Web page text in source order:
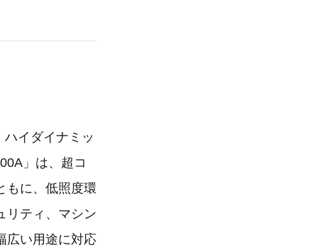
イダイナミッ
」は、超コ
もに、低照度環
リティ、マシン
広い用途に対応